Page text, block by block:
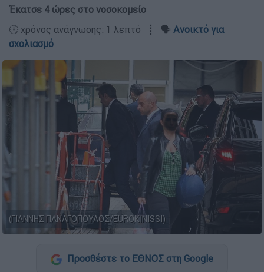
Έκατσε 4 ώρες στο νοσοκομείο
🕛 χρόνος ανάγνωσης: 1 λεπτό ┋ 🗣️ Ανοικτό για
σχολιασμό
(ΓΙΑΝΝΗΣ ΠΑΝΑΓΟΠΟΥΛΟΣ/EUROKINISSI)
Προσθέστε το ΕΘΝΟΣ στη Google